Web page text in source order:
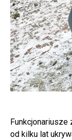
od kilku lat